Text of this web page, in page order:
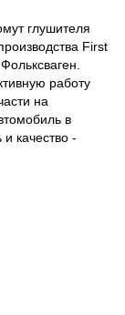
глушителя
First
работу
на
в
качество -